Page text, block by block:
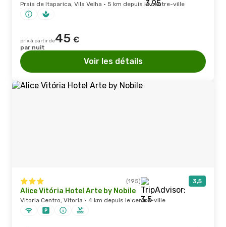
Praia de Itaparica, Vila Velha · 5 km depuis le centre-ville
prix à partir de45 €
par nuit
Voir les détails
(195) 3,5
Alice Vitória Hotel Arte by Nobile
Vitoria Centro, Vitoria · 4 km depuis le centre-ville